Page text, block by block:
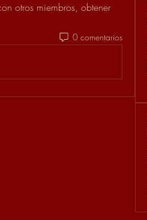
otros miembros, obtener
0 comentarios